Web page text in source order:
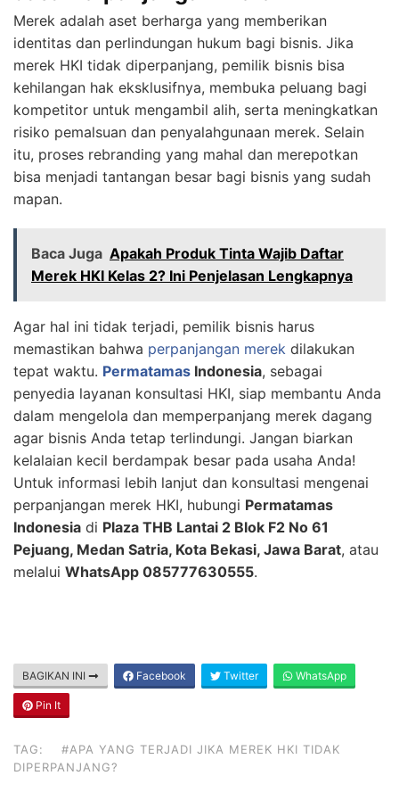
Merek adalah aset berharga yang memberikan
identitas dan perlindungan hukum bagi bisnis. Jika
merek HKI tidak diperpanjang, pemilik bisnis bisa
kehilangan hak eksklusifnya, membuka peluang bagi
kompetitor untuk mengambil alih, serta meningkatkan
risiko pemalsuan dan penyalahgunaan merek. Selain
itu, proses rebranding yang mahal dan merepotkan
bisa menjadi tantangan besar bagi bisnis yang sudah
mapan.
Baca Juga Apakah Produk Tinta Wajib Daftar
Merek HKI Kelas 2? Ini Penjelasan Lengkapnya
Agar hal ini tidak terjadi, pemilik bisnis harus
memastikan bahwa perpanjangan merek dilakukan
tepat waktu. Permatamas Indonesia, sebagai
penyedia layanan konsultasi HKI, siap membantu Anda
dalam mengelola dan memperpanjang merek dagang
agar bisnis Anda tetap terlindungi. Jangan biarkan
kelalaian kecil berdampak besar pada usaha Anda!
Untuk informasi lebih lanjut dan konsultasi mengenai
perpanjangan merek HKI, hubungi Permatamas
Indonesia di Plaza THB Lantai 2 Blok F2 No 61
Pejuang, Medan Satria, Kota Bekasi, Jawa Barat, atau
melalui WhatsApp 085777630555.
BAGIKAN INI Facebook Twitter WhatsApp
Pin It
TAG:
#APA YANG TERJADI JIKA MEREK HKI TIDAK
DIPERPANJANG?